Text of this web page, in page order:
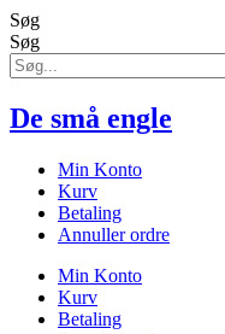
Søg
Søg
De små engle
Min Konto
Kurv
Betaling
Annuller ordre
Min Konto
Kurv
Betaling